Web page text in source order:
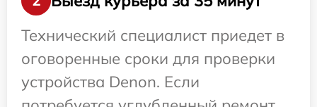
Технический специалист приедет в
оговоренные сроки для проверки
устройства Denon. Если